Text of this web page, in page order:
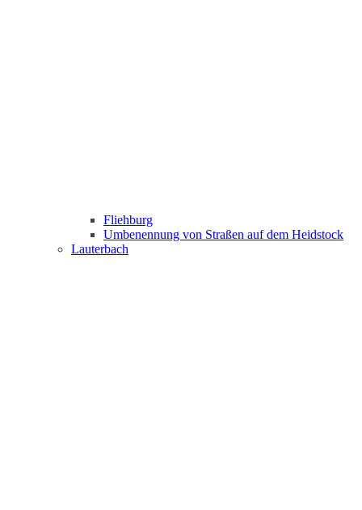
Fliehburg
Umbenennung von Straßen auf dem Heidstock
Lauterbach